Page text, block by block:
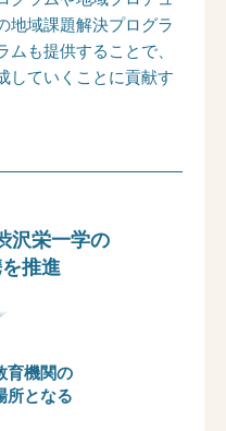
地域課題解決プログラ
ムも提供することで、
していくことに貢献す
沢栄一学の
推進
育機関の
所となる